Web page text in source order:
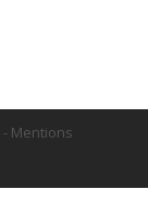
- Mentions